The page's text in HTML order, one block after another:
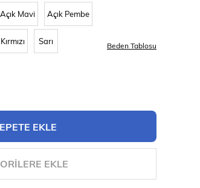
Açık Mavi Açık Pembe
Kırmızı Sarı Beden Tablosu
EKLE